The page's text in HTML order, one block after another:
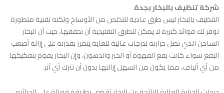
شركة تنظيف بالبخار بجدة
التنظيف بالبخار ليس طرق عادية للتخلص من الأوساخ ولكنه تقنية متطورة
توفر لك فوائد كثيرة لا يمكن للطرق التقليدية أن تحققها، حيث أن البخار
الساخن الذي تصل حرارته لدرجات عالية للغاية يتميز بقدرته على إزالة أصعب
البقع سواء كانت بقع القهوة أو الحبر والدهون، وإن البخار يقوم بتفكيكها
من أي ألياف، مما يكون من السهل إزالتها بدون أن تترك أي آثر.